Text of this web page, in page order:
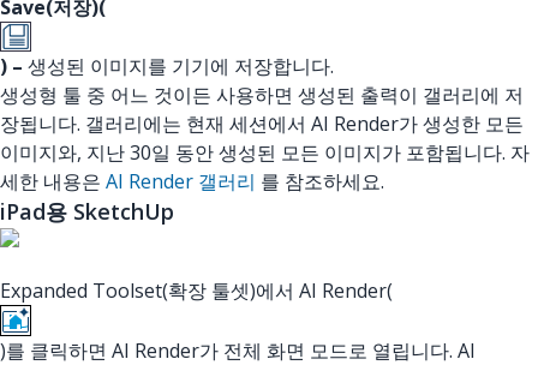
Save(저장)(
) – 생성된 이미지를 기기에 저장합니다.
생성형 툴 중 어느 것이든 사용하면 생성된 출력이 갤러리에 저
장됩니다. 갤러리에는 현재 세션에서 AI Render가 생성한 모든
이미지와, 지난 30일 동안 생성된 모든 이미지가 포함됩니다. 자
세한 내용은 AI Render 갤러리 를 참조하세요.
iPad용 SketchUp
Expanded Toolset(확장 툴셋)에서 AI Render(
)를 클릭하면 AI Render가 전체 화면 모드로 열립니다. AI